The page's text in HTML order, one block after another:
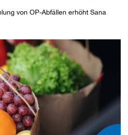
von OP-Abfällen erhöht Sana